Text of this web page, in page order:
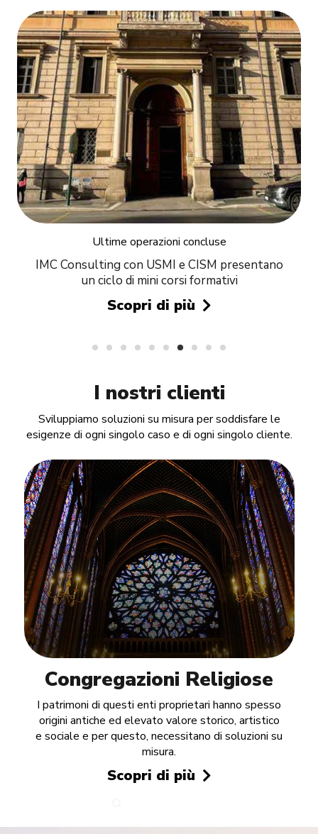
Ultime operazioni concluse
Verifica di interesse culturale
Scopri di più
I nostri clienti
Sviluppiamo soluzioni su misura per soddisfare le
esigenze di ogni singolo caso e di ogni singolo cliente.
Congregazioni Religiose
I patrimoni di questi enti proprietari hanno spesso
origini antiche ed elevato valore storico, artistico
e sociale e per questo, necessitano di soluzioni su
misura.
Scopri di più